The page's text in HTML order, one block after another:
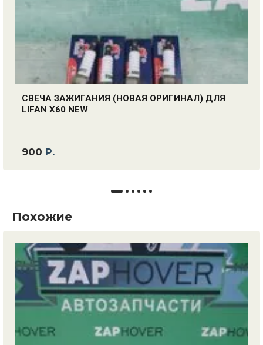
СВЕЧА ЗАЖИГАНИЯ (НОВАЯ ОРИГИНАЛ) ДЛЯ
LIFAN X60 NEW
900 Р.
Похожие